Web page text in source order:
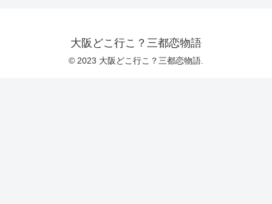
大阪どこ行こ？三都恋物語
© 2023 大阪どこ行こ？三都恋物語.